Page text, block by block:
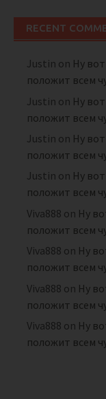
RECENT
Justin on Ну
положит всем
Justin on Ну
положит всем
Justin on Ну
положит всем
Justin on Ну
положит всем
Viva888 on Ну
положит всем
Viva888 on Ну
положит всем
Viva888 on Ну
положит всем
Viva888 on Ну
положит всем